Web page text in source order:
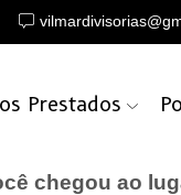
Prestados
chegou ao